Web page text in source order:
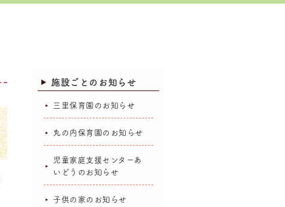
施設ごとのお知らせ
三里保育園のお知らせ
丸の内保育園のお知らせ
児童家庭支援センターあ
いどうのお知らせ
子供の家のお知らせ